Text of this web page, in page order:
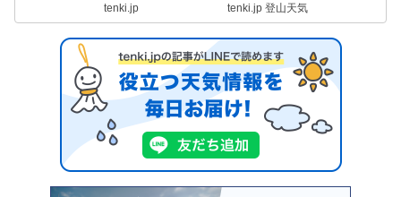
tenki.jp tenki.jp 登山天気